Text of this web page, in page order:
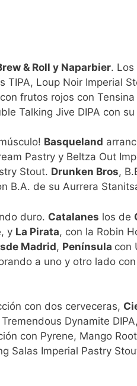
& Roll y Naparbier.
TIPA, Loup Noir Imperial
frutos rojos con
Talking Jive DIPA con
Basqueland
Pastry y Beltza Out
Stout. Drunken Bros,
B.A. de su Aurrera
duro. Catalanes los de
y La Pirata, con la Robin
Madrid, Península con
a uno y otro lado
con dos cerveceras,
Dynamite
con Pyrene, Mango
Salas Imperial Pastry